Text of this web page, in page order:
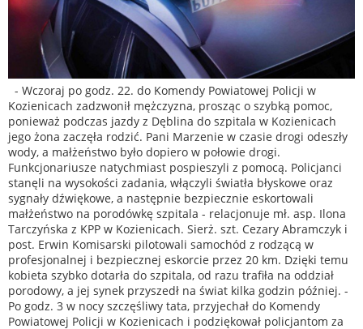
- Wczoraj po godz. 22. do Komendy Powiatowej Policji w
Kozienicach zadzwonił mężczyzna, prosząc o szybką pomoc,
ponieważ podczas jazdy z Dęblina do szpitala w Kozienicach
jego żona zaczęła rodzić. Pani Marzenie w czasie drogi odeszły
wody, a małżeństwo było dopiero w połowie drogi.
Funkcjonariusze natychmiast pospieszyli z pomocą. Policjanci
stanęli na wysokości zadania, włączyli światła błyskowe oraz
sygnały dźwiękowe, a następnie bezpiecznie eskortowali
małżeństwo na porodówkę szpitala - relacjonuje mł. asp. Ilona
Tarczyńska z KPP w Kozienicach. Sierż. szt. Cezary Abramczyk i
post. Erwin Komisarski pilotowali samochód z rodzącą w
profesjonalnej i bezpiecznej eskorcie przez 20 km. Dzięki temu
kobieta szybko dotarła do szpitala, od razu trafiła na oddział
porodowy, a jej synek przyszedł na świat kilka godzin później. -
Po godz. 3 w nocy szczęśliwy tata, przyjechał do Komendy
Powiatowej Policji w Kozienicach i podziękował policjantom za